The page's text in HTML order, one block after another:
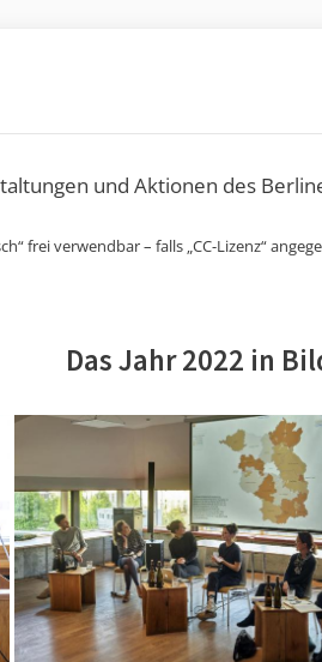
und Aktionen des
frei verwendbar – falls „CC-Lizenz“
Das Jahr 2022 in